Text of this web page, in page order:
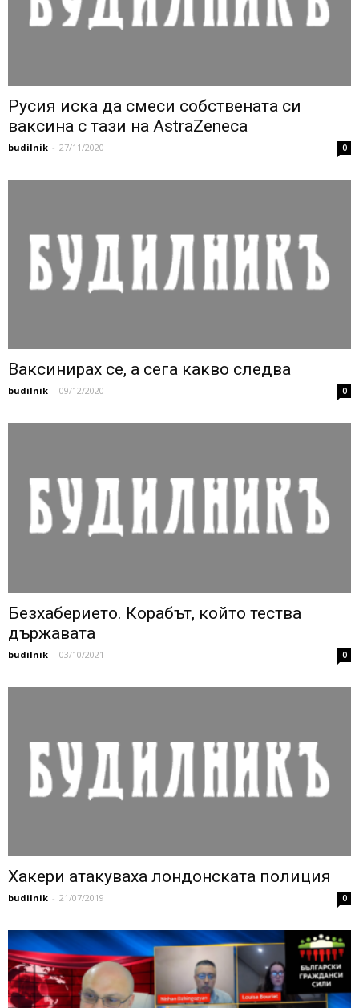
Русия иска да смеси собствената си
ваксина с тази на AstraZeneca
budilnik - 27/11/2020 0
Ваксинирах се, а сега какво следва
budilnik - 09/12/2020 0
Безхаберието. Корабът, който тества
държавата
budilnik - 03/10/2021 0
Хакери атакуваха лондонската полиция
budilnik - 21/07/2019 0